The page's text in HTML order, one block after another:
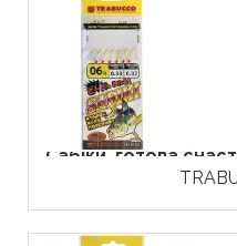
Сабіки, готова